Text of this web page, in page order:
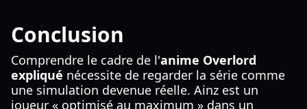
Conclusion
Comprendre le cadre de l'anime Overlord
expliqué nécessite de regarder la série comme
une simulation devenue réelle. Ainz est un
joueur « optimisé au maximum » dans un